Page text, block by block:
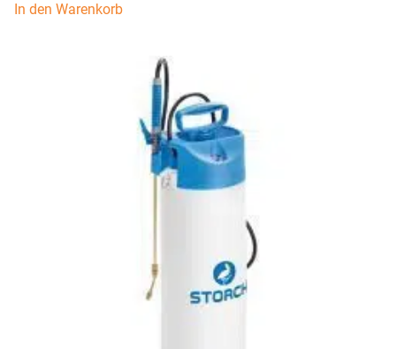
In den Warenkorb